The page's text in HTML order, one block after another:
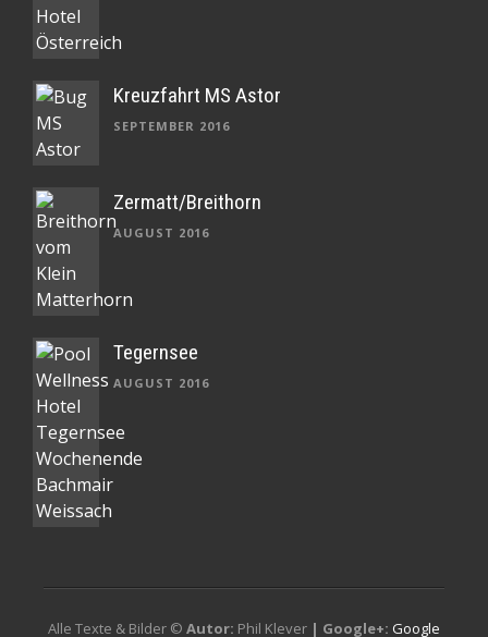
Kreuzfahrt MS Astor
SEPTEMBER 2016
Zermatt/Breithorn
AUGUST 2016
Tegernsee
AUGUST 2016
Alle Texte & Bilder © Autor: Phil Klever | Google+: Google